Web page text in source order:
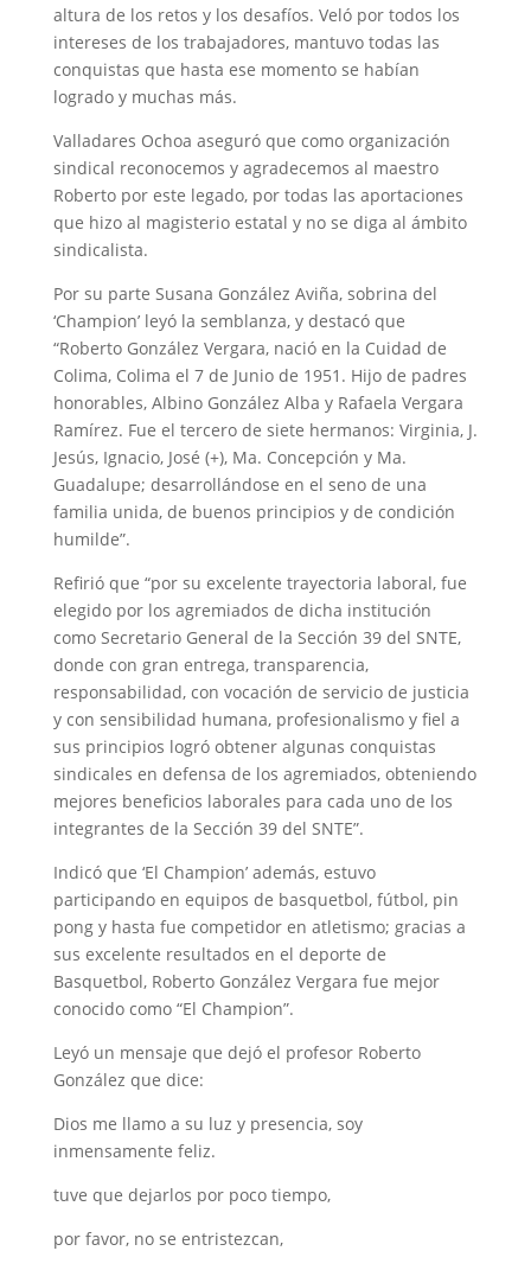
altura de los retos y los desafíos. Veló por todos los
intereses de los trabajadores, mantuvo todas las
conquistas que hasta ese momento se habían
logrado y muchas más.
Valladares Ochoa aseguró que como organización
sindical reconocemos y agradecemos al maestro
Roberto por este legado, por todas las aportaciones
que hizo al magisterio estatal y no se diga al ámbito
sindicalista.
Por su parte Susana González Aviña, sobrina del
‘Champion’ leyó la semblanza, y destacó que
“Roberto González Vergara, nació en la Cuidad de
Colima, Colima el 7 de Junio de 1951. Hijo de padres
honorables, Albino González Alba y Rafaela Vergara
Ramírez. Fue el tercero de siete hermanos: Virginia, J.
Jesús, Ignacio, José (+), Ma. Concepción y Ma.
Guadalupe; desarrollándose en el seno de una
familia unida, de buenos principios y de condición
humilde”.
Refirió que “por su excelente trayectoria laboral, fue
elegido por los agremiados de dicha institución
como Secretario General de la Sección 39 del SNTE,
donde con gran entrega, transparencia,
responsabilidad, con vocación de servicio de justicia
y con sensibilidad humana, profesionalismo y fiel a
sus principios logró obtener algunas conquistas
sindicales en defensa de los agremiados, obteniendo
mejores beneficios laborales para cada uno de los
integrantes de la Sección 39 del SNTE”.
Indicó que ‘El Champion’ además, estuvo
participando en equipos de basquetbol, fútbol, pin
pong y hasta fue competidor en atletismo; gracias a
sus excelente resultados en el deporte de
Basquetbol, Roberto González Vergara fue mejor
conocido como “El Champion”.
Leyó un mensaje que dejó el profesor Roberto
González que dice:
Dios me llamo a su luz y presencia, soy
inmensamente feliz.
tuve que dejarlos por poco tiempo,
por favor, no se entristezcan,